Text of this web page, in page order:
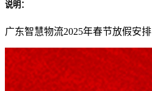
说明：
广东智慧物流2025年春节放假安排